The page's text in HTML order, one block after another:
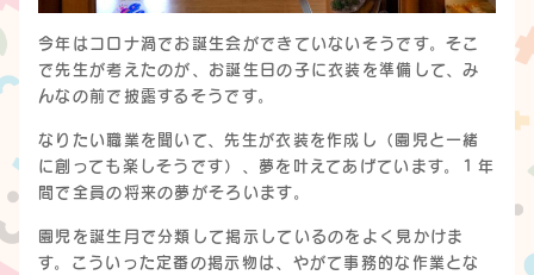
今年はコロナ渦でお誕生会ができていないそうです。そこ
で先生が考えたのが、お誕生日の子に衣装を準備して、み
んなの前で披露するそうです。
なりたい職業を聞いて、先生が衣装を作成し（園児と一緒
に創っても楽しそうです）、夢を叶えてあげています。１年
間で全員の将来の夢がそろいます。
園児を誕生月で分類して掲示しているのをよく見かけま
す。こういった定番の掲示物は、やがて事務的な作業とな